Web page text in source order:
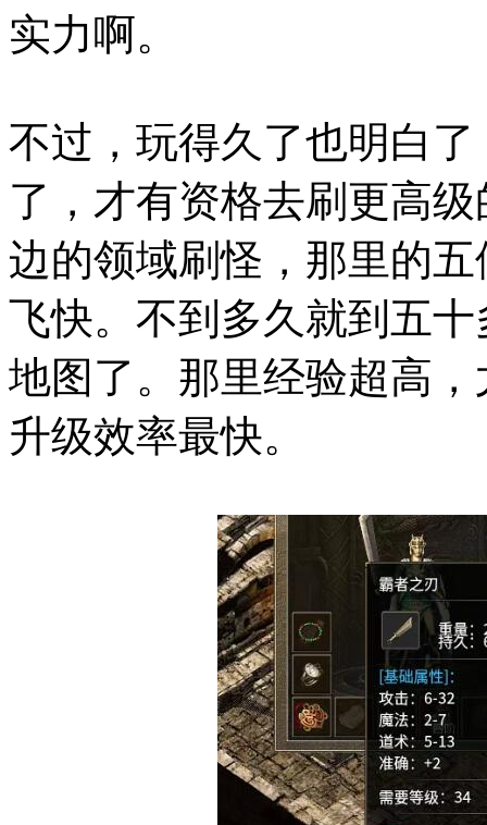
实力啊。
不过，玩得久了也明白
了，才有资格去刷更高
边的领域刷怪，那里的
飞快。不到多久就到五
地图了。那里经验超高
升级效率最快。